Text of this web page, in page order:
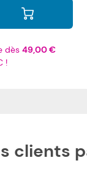
dès49,00 €
!
clients